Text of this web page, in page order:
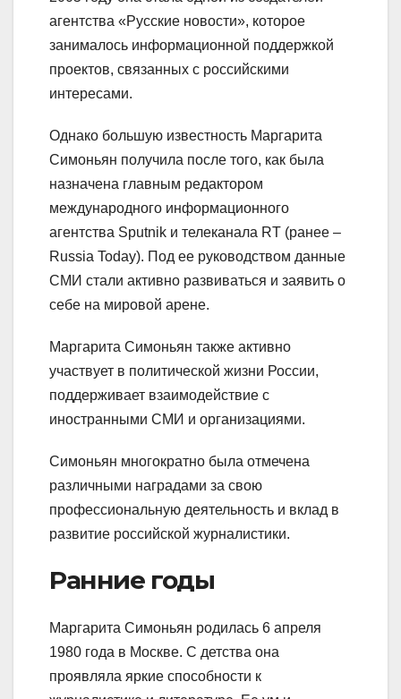
агентства «Русские новости», которое
занималось информационной поддержкой
проектов, связанных с российскими
интересами.
Однако большую известность Маргарита
Симоньян получила после того, как была
назначена главным редактором
международного информационного
агентства Sputnik и телеканала RT (ранее –
Russia Today). Под ее руководством данные
СМИ стали активно развиваться и заявить о
себе на мировой арене.
Маргарита Симоньян также активно
участвует в политической жизни России,
поддерживает взаимодействие с
иностранными СМИ и организациями.
Симоньян многократно была отмечена
различными наградами за свою
профессиональную деятельность и вклад в
развитие российской журналистики.
Ранние годы
Маргарита Симоньян родилась 6 апреля
1980 года в Москве. С детства она
проявляла яркие способности к